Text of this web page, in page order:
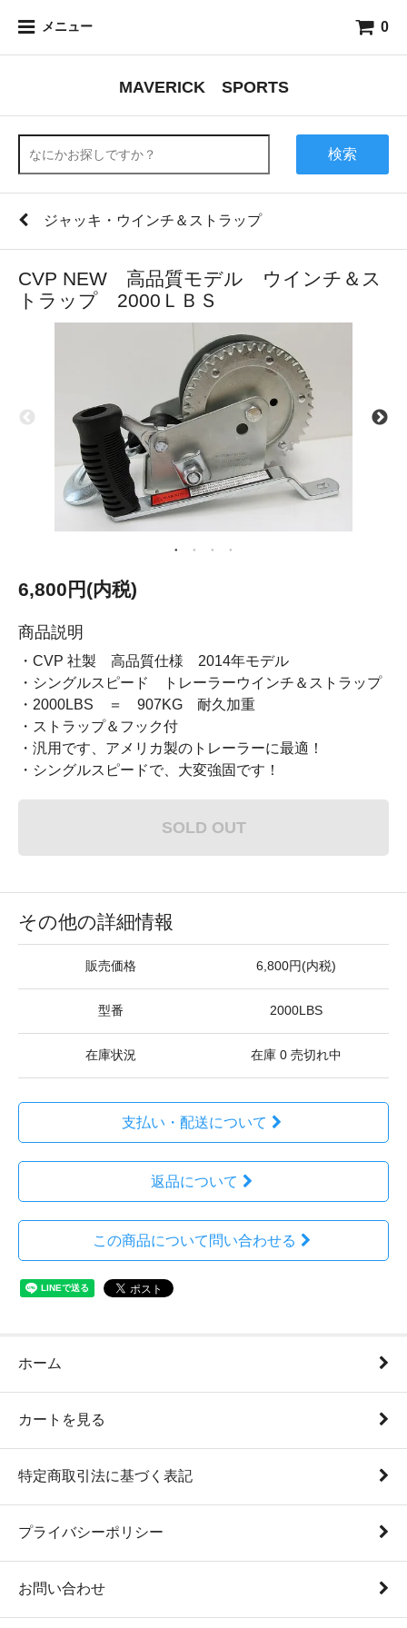
メニュー 0
MAVERICK SPORTS
検索
ジャッキ・ウインチ＆ストラップ
CVP NEW 高品質モデル ウインチ＆ス
トラップ 2000ＬＢＳ
6,800円(内税)
商品説明
・CVP 社製 高品質仕様 2014年モデル
・シングルスピード トレーラーウインチ＆ストラップ
・2000LBS ＝ 907KG 耐久加重
・ストラップ＆フック付
・汎用です、アメリカ製のトレーラーに最適！
・シングルスピードで、大変強固です！
SOLD OUT
その他の詳細情報
販売価格 6,800円(内税)
型番 2000LBS
在庫状況 在庫 0 売切れ中
支払い・配送について
返品について
この商品について問い合わせる
ホーム
カートを見る
特定商取引法に基づく表記
プライバシーポリシー
お問い合わせ